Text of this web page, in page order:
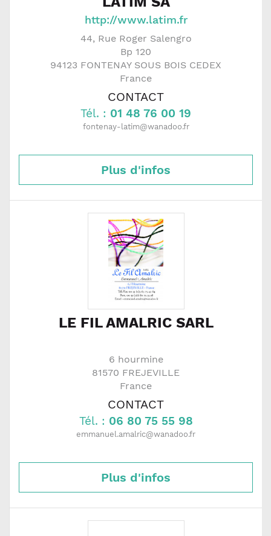
http://www.latim.fr
44, Rue Roger Salengro
Bp 120
94123 FONTENAY SOUS BOIS CEDEX
France
CONTACT
Tél. : 01 48 76 00 19
fontenay-latim@wanadoo.fr
Plus d'infos
LE FIL AMALRIC SARL
6 hourmine
81570 FREJEVILLE
France
CONTACT
Tél. : 06 80 75 55 98
emmanuel.amalric@wanadoo.fr
Plus d'infos